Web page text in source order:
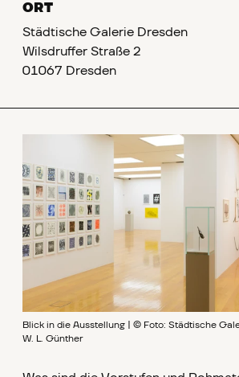
ORT
Städtische Galerie Dresden
Wilsdruffer Straße 2
01067 Dresden
Blick in die Ausstellung | © Foto: Städtische
W. L. Günther